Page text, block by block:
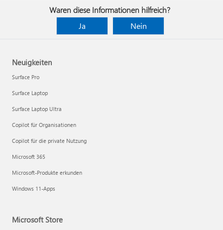
Waren diese Informationen hilfreich?
Ja
Nein
Neuigkeiten
Surface Pro
Surface Laptop
Surface Laptop Ultra
Copilot für Organisationen
Copilot für die private Nutzung
Microsoft 365
Microsoft-Produkte erkunden
Windows 11-Apps
Microsoft Store